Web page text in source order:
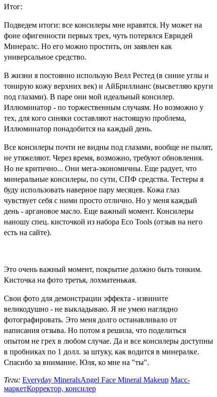
Итог:
Подведем итоги: все консилеры мне нравятся. Ну может на
фоне офигенности первых трех, чуть потерялся Евридей
Минералс. Но его можно простить, он заявлен как
универсальное средство.
В жизни я постоянно использую Велл Рестед (в синие углы и
тонирую кожу верхних век) и АйБриллианс (высветляю круги
под глазами). В паре они мой идеальный консилер.
Иллюминатор - по торжественным случаям. Но возможно у
тех, для кого синяки составляют настоящую проблема,
Иллюминатор понадобится на каждый день.
Все консилеры почти не видны под глазами, вообще не пылят,
не утяжеляют. Через время, возможно, требуют обновления.
Но не критично... Они мега-экономичны. Еще радует, что
минеральные консилеры, по сути, СПФ средства. Тестеры я
буду использовать наверное пару месяцев. Кожа глаз
чувствует себя с ними просто отлично. Но у меня каждый
день - аргановое масло. Еще важный момент. Консилеры
наношу спец. кисточкой из набора Eco Tools (отзыв на него
есть на сайте).
Это очень важный момент, покрытие должно быть тонким.
Кисточка на фото третья, лохматенькая.
Свои фото для демонстрации эффекта - извините
великодушно - не выкладываю. Я не умею наглядно
фотографировать. Это меня долго останавливало от
написания отзыва. Но потом я решила, что поделиться
опытом не грех в любом случае. Да и все консилеры доступны
в пробниках по 1 долл. за штуку, как водится в минералке.
Спасибо за внимание. Юля, ко мне на "ты".
Теги: Everyday MineralsAngel Face Mineral Makeup Масс-
маркетКорректор, консилер